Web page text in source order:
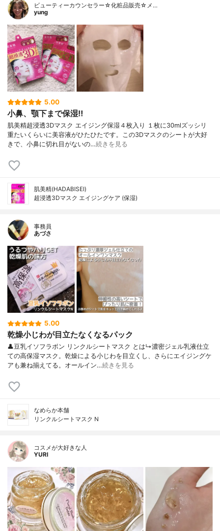
ビューティーカウンセラー☆化粧品販売☆メ…
yung
5.00
小鼻、顎下まで保湿‼︎
肌美精超浸透3Dマスク エイジング保湿４枚入り １枚に30mlズッシリ
重たいくらいに美容液がひたひたです。この3Dマスクのシートが大好
きで、小鼻に切れ目がないの…続きを見る
肌美精(HADABISEI)
超浸透3Dマスク エイジングケア (保湿)
事務員
あづさ
5.00
乾燥小じわが目立たなくなるパック
👤豆乳イソフラボン リンクルシートマスク とは↳濃密ジェル乳液仕立
ての高保湿マスク。乾燥による小じわを目立くし、さらにエイジングケ
アも兼ね揃えてる。オールイン…続きを見る
なめらか本舗
リンクルシートマスク N
コスメが大好きな人
YURI